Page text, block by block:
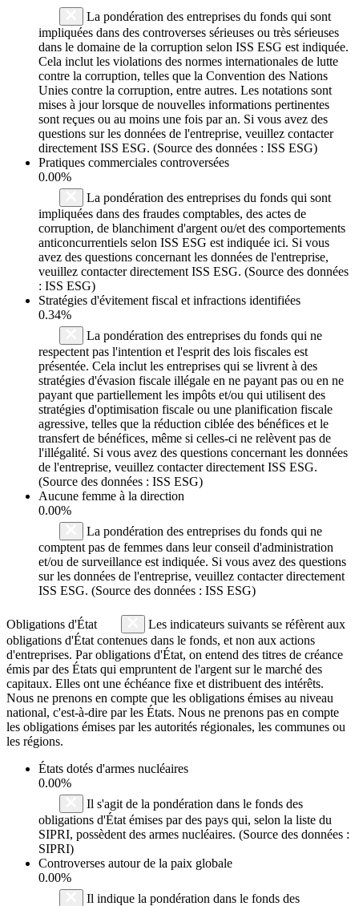
La pondération des entreprises du fonds qui sont
impliquées dans des controverses sérieuses ou très sérieuses
dans le domaine de la corruption selon ISS ESG est indiquée.
Cela inclut les violations des normes internationales de lutte
contre la corruption, telles que la Convention des Nations
Unies contre la corruption, entre autres. Les notations sont
mises à jour lorsque de nouvelles informations pertinentes
sont reçues ou au moins une fois par an. Si vous avez des
questions sur les données de l'entreprise, veuillez contacter
directement ISS ESG. (Source des données : ISS ESG)
Pratiques commerciales controversées
0.00%
La pondération des entreprises du fonds qui sont
impliquées dans des fraudes comptables, des actes de
corruption, de blanchiment d'argent ou/et des comportements
anticoncurrentiels selon ISS ESG est indiquée ici. Si vous
avez des questions concernant les données de l'entreprise,
veuillez contacter directement ISS ESG. (Source des données
: ISS ESG)
Stratégies d'évitement fiscal et infractions identifiées
0.34%
La pondération des entreprises du fonds qui ne
respectent pas l'intention et l'esprit des lois fiscales est
présentée. Cela inclut les entreprises qui se livrent à des
stratégies d'évasion fiscale illégale en ne payant pas ou en ne
payant que partiellement les impôts et/ou qui utilisent des
stratégies d'optimisation fiscale ou une planification fiscale
agressive, telles que la réduction ciblée des bénéfices et le
transfert de bénéfices, même si celles-ci ne relèvent pas de
l'illégalité. Si vous avez des questions concernant les données
de l'entreprise, veuillez contacter directement ISS ESG.
(Source des données : ISS ESG)
Aucune femme à la direction
0.00%
La pondération des entreprises du fonds qui ne
comptent pas de femmes dans leur conseil d'administration
et/ou de surveillance est indiquée. Si vous avez des questions
sur les données de l'entreprise, veuillez contacter directement
ISS ESG. (Source des données : ISS ESG)
Obligations d'État
Les indicateurs suivants se réfèrent aux
obligations d'État contenues dans le fonds, et non aux actions
d'entreprises. Par obligations d'État, on entend des titres de créance
émis par des États qui empruntent de l'argent sur le marché des
capitaux. Elles ont une échéance fixe et distribuent des intérêts.
Nous ne prenons en compte que les obligations émises au niveau
national, c'est-à-dire par les États. Nous ne prenons pas en compte
les obligations émises par les autorités régionales, les communes ou
les régions.
États dotés d'armes nucléaires
0.00%
Il s'agit de la pondération dans le fonds des
obligations d'État émises par des pays qui, selon la liste du
SIPRI, possèdent des armes nucléaires. (Source des données :
SIPRI)
Controverses autour de la paix globale
0.00%
Il indique la pondération dans le fonds des